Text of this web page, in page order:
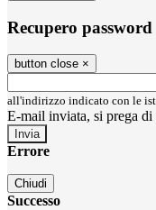
Recupero password
button close ×
all'indirizzo indicato con le
E-mail inviata, si prega di
Errore
Chiudi
Successo